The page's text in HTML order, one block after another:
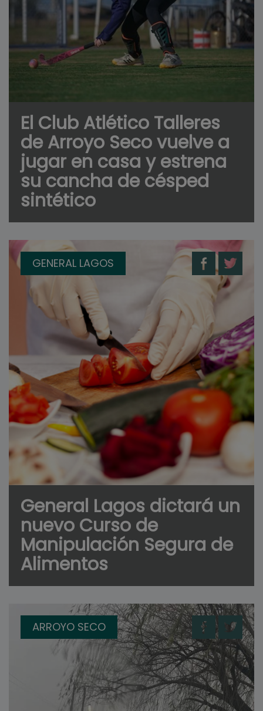
El Club Atlético Talleres
de Arroyo Seco vuelve a
jugar en casa y estrena
su cancha de césped
sintético
GENERAL LAGOS
General Lagos dictará un
nuevo Curso de
Manipulación Segura de
Alimentos
ARROYO SECO